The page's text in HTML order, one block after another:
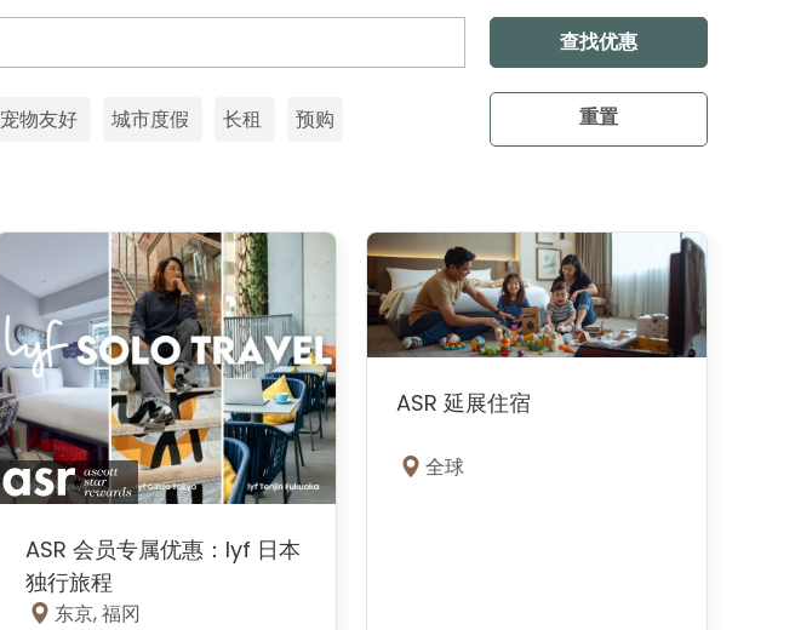
查找优惠
宠物友好 城市度假 长租 预购 重置
ASR 会员专属优惠：lyf 日本
独行旅程
东京, 福冈
ASR 延展住宿
全球